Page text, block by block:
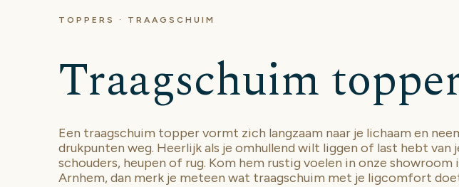
TOPPERS · TRAAGSCHUIM
Traagschuim
Een traagschuim topper vormt zich langzaam naar je lichaam en
drukpunten weg. Heerlijk als je omhullend wilt liggen of last hebt van
schouders, heupen of rug. Kom hem rustig voelen in onze showroom
Arnhem, dan merk je meteen wat traagschuim met je ligcomfort